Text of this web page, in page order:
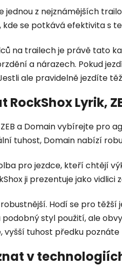
jednou z nejznámějších
kde se potkává efektivita s
na trailech je právě tato
a nárazech. Pokud
ale pravidelně jezdíte
RockShox Lyrik,
ZEB a Domain vybírejte pro
tuhost, Domain nabízí
pro jezdce, kteří chtějí
ji prezentuje jako
robustnější. Hodí se pro
styl použití, ale
vyšší tuhost předku
v